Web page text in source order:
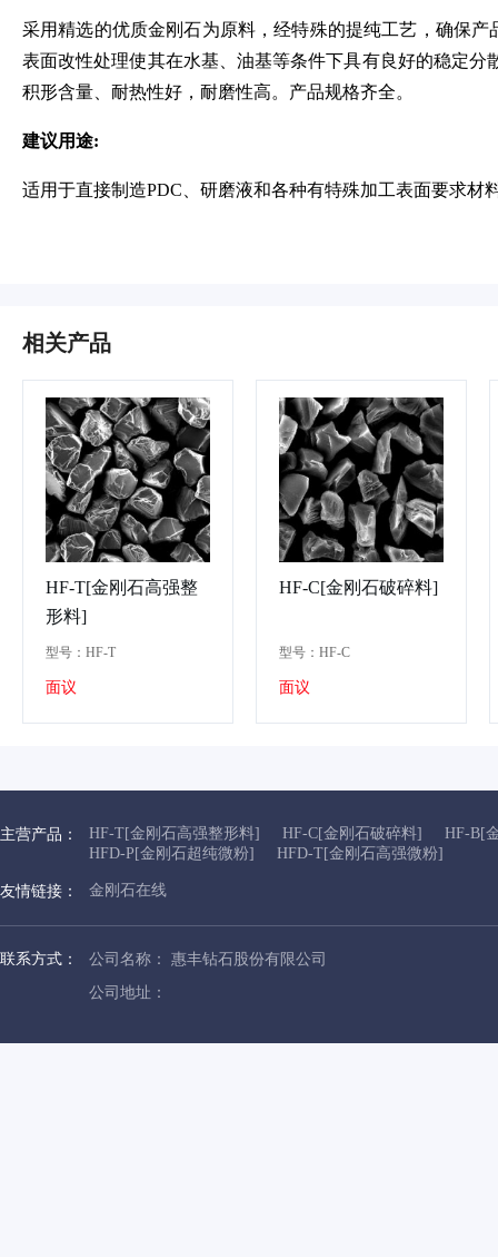
采用精选的优质金刚石为原料，经特殊的提纯工艺，确保
表面改性处理使其在水基、油基等条件下具有良好的稳定
积形含量、耐热性好，耐磨性高。产品规格齐全。
建议用途:
适用于直接制造PDC、研磨液和各种有特殊加工表面要求材
相关产品
HF-T[金刚石高强整
形料]
型号：HF-T
面议
HF-C[金刚石破碎料]
型号：HF-C
面议
主营产品： HF-T[金刚石高强整形料] HF-C[金刚石破碎料]
HF-B[
HFD-P[金刚石超纯微粉]
HFD-T[金刚石高强微粉]
友情链接： 金刚石在线
联系方式：
公司名称： 惠丰钻石股份有限公司
公司地址：